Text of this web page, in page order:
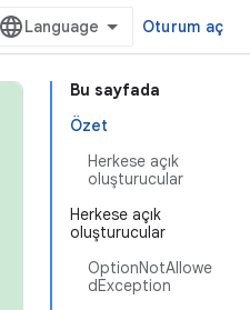
Oturum aç
Bu sayfada
Özet
Herkese açık
oluşturucular
Herkese açık
oluşturucular
OptionNotAllowe
dException